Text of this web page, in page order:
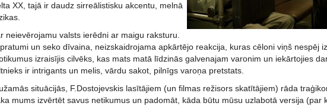
XX, tajā ir daudz sirreālistisku akcentu, melnā
neievērojamu valsts ierēdni ar maigu raksturu.
un seko dīvaina, neizskaidrojama apkārtējo reakcija, kuras cēloni viņš nespēj
izraisījis cilvēks, kas mats matā līdzinās galvenajam varonim un iekārtojies
ir intrigants un melis, vārdu sakot, pilnīgs varoņa pretstats.
situācijās, F.Dostojevskis lasītājiem (un filmas režisors skatītājiem) rāda
mums izvērtēt savus netikumus un padomāt, kāda būtu mūsu uzlabotā versija (par